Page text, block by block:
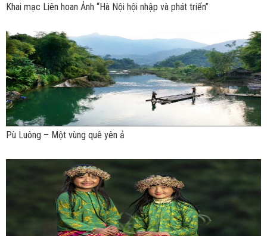
Khai mạc Liên hoan Ảnh “Hà Nội hội nhập và phát triển”
Pù Luông – Một vùng quê yên ả